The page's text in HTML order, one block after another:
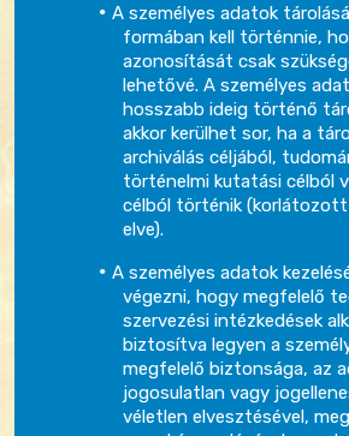
A személyes adatok
formában kell történnie,
azonosítását csak
lehetővé. A személyes
hosszabb ideig történő
akkor kerülhet sor, ha a
archiválás céljából,
történelmi kutatási célból
célból történik
elve).
A személyes adatok
végezni, hogy megfelelő
szervezési intézkedések
biztosítva legyen a
megfelelő biztonsága, az
jogosulatlan vagy
véletlen elvesztésével,